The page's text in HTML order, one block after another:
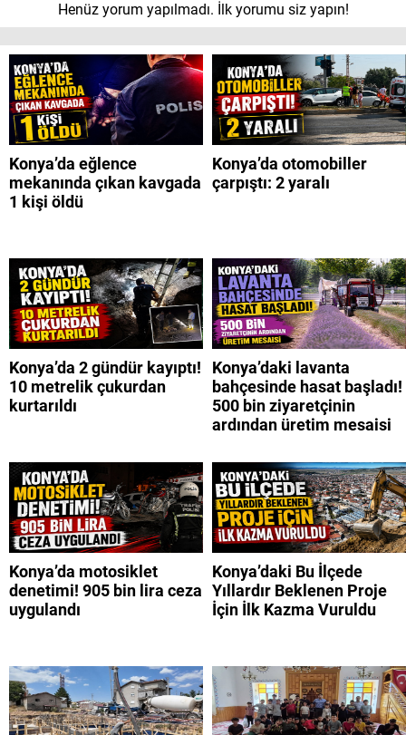
Henüz yorum yapılmadı. İlk yorumu siz yapın!
Konya’da eğlence
mekanında çıkan kavgada
1 kişi öldü
Konya’da otomobiller
çarpıştı: 2 yaralı
Konya’da 2 gündür kayıptı!
10 metrelik çukurdan
kurtarıldı
Konya’daki lavanta
bahçesinde hasat başladı!
500 bin ziyaretçinin
ardından üretim mesaisi
Konya’da motosiklet
denetimi! 905 bin lira ceza
uygulandı
Konya’daki Bu İlçede
Yıllardır Beklenen Proje
İçin İlk Kazma Vuruldu